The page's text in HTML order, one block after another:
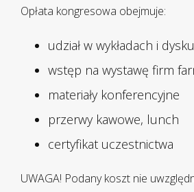
Opłata kongresowa obejmuje:
udział w wykładach i
wstęp na wystawę firm
materiały konferencyjne
przerwy kawowe, lunch
certyfikat uczestnictwa
UWAGA! Podany koszt nie